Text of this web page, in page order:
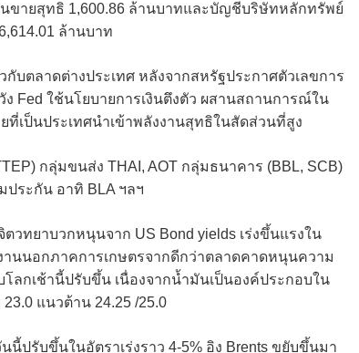
ขายสุทธิ 1,600.86 ล้านบาทและบัญชีบริษัทหลักทรัพย์
ล้านบาท
บตลาดต่างประเทศ หลังจากสหรัฐประกาศตัวเลขการ
Fed ใช้นโยบายการเงินตึงตัว ผสานสถานการณ์ใน
เป็นประเทศนำเข้าพลังงานสุทธิในสัดส่วนที่สูง
กลุ่มขนส่ง THAI, AOT กลุ่มธนาคาร (BBL, SCB)
ระกัน อาทิ BLA ฯลฯ
ทยาบวกหนุนจาก US Bond yields เร่งขึ้นแรงใน
นนอกภาคการเกษตรจากดีกว่าตลาดคาดหนุนความ
ลกเช้านี้ปรับขึ้น เนื่องจากน้ำมันเป็นองค์ประกอบใน
แนวต้าน 24.25 /25.0
ปรับขึ้นในอัตราเร่งราว 4-5% อิง Brents ขยับขึ้นมา